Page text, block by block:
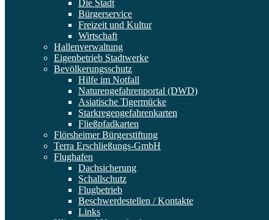
Die Stadt
Bürgerservice
Freizeit und Kultur
Wirtschaft
Hallenverwaltung
Eigenbetrieb Stadtwerke
Bevölkerungsschutz
Hilfe im Notfall
Naturengefahrenportal (DWD)
Asiatische Tigermücke
Starkregengefahrenkarten
Fließpfadkarten
Flörsheimer Bürgerstiftung
Terra Erschließungs-GmbH
Flughafen
Dachsicherung
Schallschutz
Flugbetrieb
Beschwerdestellen / Kontakte
Links